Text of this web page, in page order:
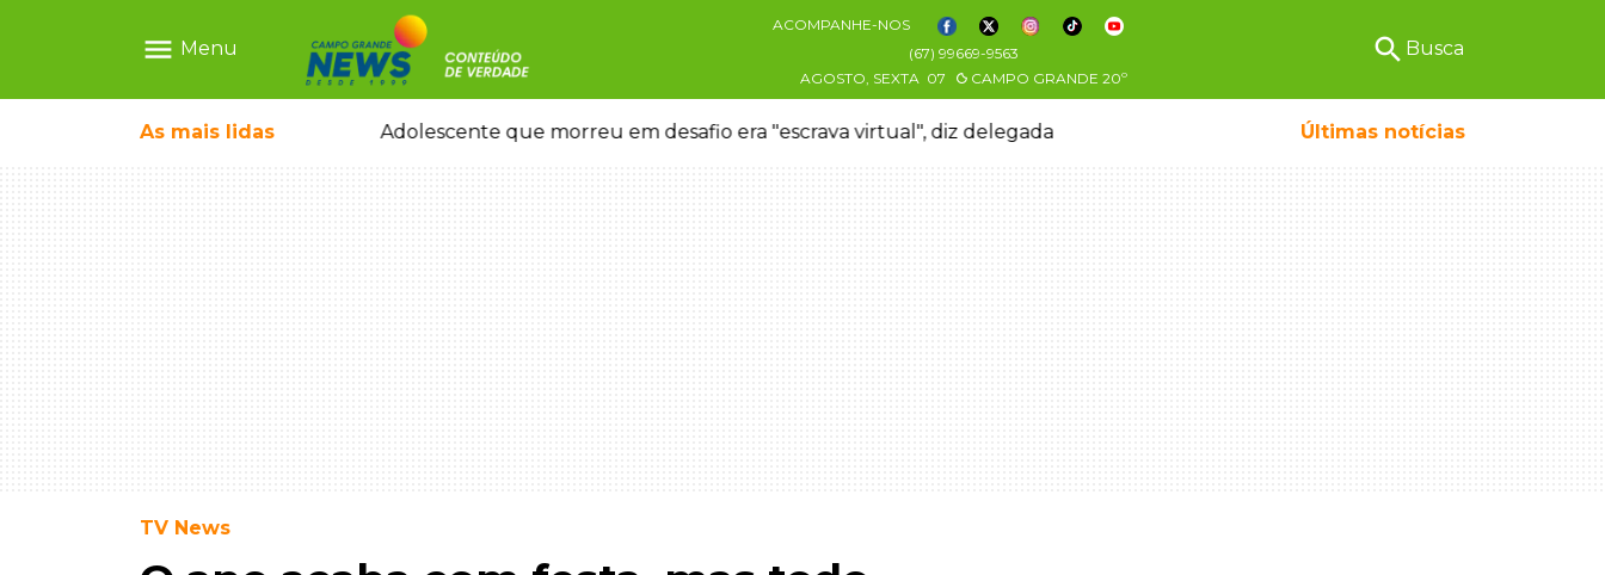
menu Menu
ACOMPANHE-NOS
(67) 99669-9563
AGOSTO, SEXTA 07 CAMPO GRANDE 20º
search Busca
As mais lidas
ruas em temporal no interior Adolescente que morreu em desafio era "escrava virtual", diz delegada Últimas notícias
TV News